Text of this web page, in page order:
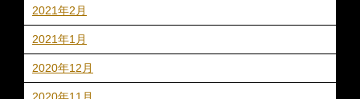
2021年2月
2021年1月
2020年12月
2020年11月